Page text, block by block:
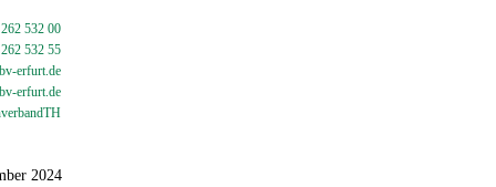
532 00
532 55
erfurt.de
erfurt.de
2024